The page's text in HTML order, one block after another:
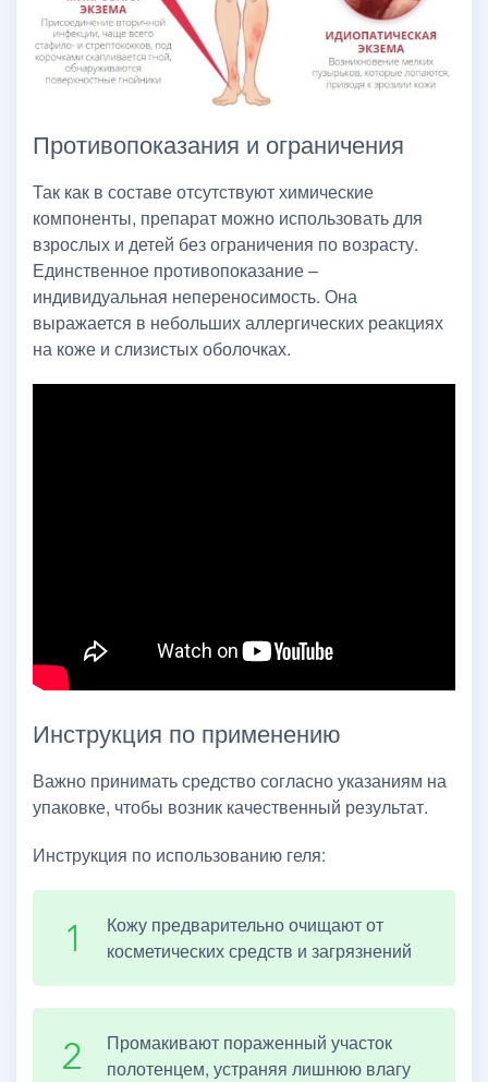
Противопоказания и ограничения
Так как в составе отсутствуют химические
компоненты, препарат можно использовать для
взрослых и детей без ограничения по возрасту.
Единственное противопоказание –
индивидуальная непереносимость. Она
выражается в небольших аллергических реакциях
на коже и слизистых оболочках.
Инструкция по применению
Важно принимать средство согласно указаниям на
упаковке, чтобы возник качественный результат.
Инструкция по использованию геля:
Кожу предварительно очищают от
косметических средств и загрязнений
Промакивают пораженный участок
полотенцем, устраняя лишнюю влагу